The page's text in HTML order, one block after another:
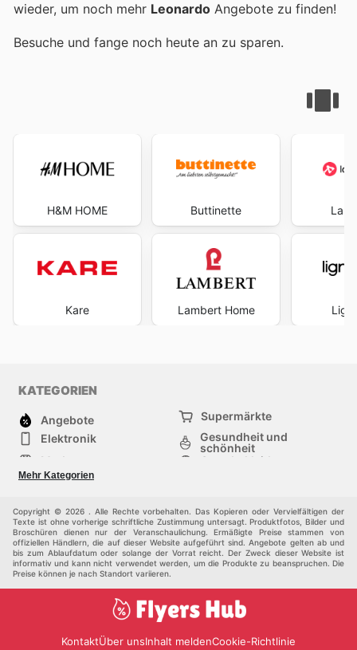
wieder, um noch mehr Leonardo Angebote zu finden!
Besuche und fange noch heute an zu sparen.
H&M HOME
Kare
Buttinette
Lambert Home
KATEGORIEN
Angebote
Supermärkte
Elektronik
Gesundheit und
schönheit
Mode
Sportbekleidung
Baumarkt
Mehr Kategorien
Copyright © 2026 . Alle Rechte vorbehalten. Das Kopieren oder Vervielfältigen der
Texte ist ohne vorherige schriftliche Zustimmung untersagt. Produktfotos, Bilder und
Broschüren dienen nur der Veranschaulichung. Ermäßigte Preise stammen von
offiziellen Händlern, die auf dieser Website aufgeführt sind. Angebote gelten ab und
bis zum Ablaufdatum oder solange der Vorrat reicht. Der Zweck dieser Website ist
informativ und kann nicht verwendet werden, um die Produkte zu beanspruchen. Die
Preise können je nach Standort variieren.
KontaktÜber unsInhalt meldenCookie-Richtlinie